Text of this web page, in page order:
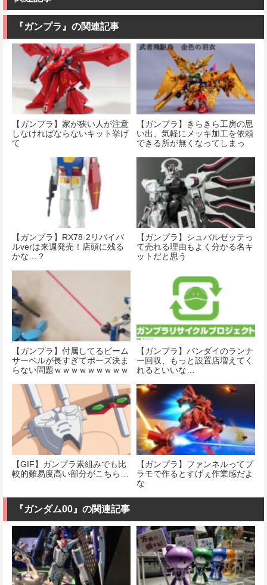
『ガンプラ』の関連記事
【ガンプラ】家が狭い人が注意
しなければならないキット挙げ
て
【ガンプラ】きらきら工房の思
い出、気軽にメッキ加工を依頼
できる所が無くなってしまっ
【ガンプラ】RX78-2リバイバ
ルverは来週発売！店頭に残る
かな…？
【ガンプラ】シュバルゼッテっ
て売れる理由もよく分かる名キ
ットだと思う
【ガンプラ】付属してるビーム
サーベルが長すぎてポーズ決ま
らない問題ｗｗｗｗｗｗｗｗｗ
【ガンプラ】バンダイのランナ
ー回収、もっと設置店増えてく
れるといいな…
【GIF】ガンプラ素組みでも比
較的難易度高い部分がこちら…
【ガンプラ】ファンネルってプ
ラモで作るとすげぇ作業感だよ
な
『ガンダム00』の関連記事